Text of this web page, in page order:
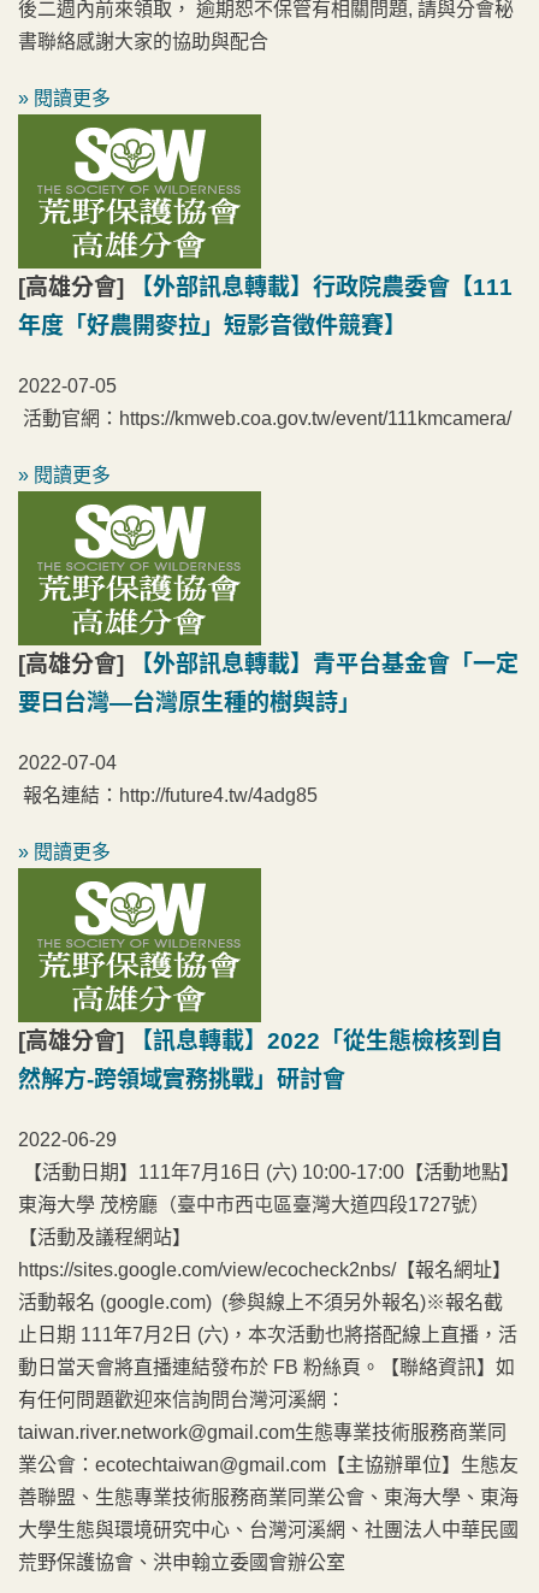
後二週內前來領取， 逾期恕不保管有相關問題, 請與分會秘
書聯絡感謝大家的協助與配合
» 閱讀更多
[高雄分會]
【外部訊息轉載】行政院農委會【111
年度「好農開麥拉」短影音徵件競賽】
2022-07-05
活動官網：https://kmweb.coa.gov.tw/event/111kmcamera/
» 閱讀更多
[高雄分會]
【外部訊息轉載】青平台基金會「一定
要曰台灣—台灣原生種的樹與詩」
2022-07-04
報名連結：http://future4.tw/4adg85
» 閱讀更多
[高雄分會]
【訊息轉載】2022「從生態檢核到自
然解方-跨領域實務挑戰」研討會
2022-06-29
【活動日期】111年7月16日 (六) 10:00-17:00【活動地點】
東海大學 茂榜廳（臺中市西屯區臺灣大道四段1727號）
【活動及議程網站】
https://sites.google.com/view/ecocheck2nbs/【報名網址】
活動報名 (google.com) (參與線上不須另外報名)※報名截
止日期 111年7月2日 (六)，本次活動也將搭配線上直播，活
動日當天會將直播連結發布於 FB 粉絲頁。【聯絡資訊】如
有任何問題歡迎來信詢問台灣河溪網：
taiwan.river.network@gmail.com生態專業技術服務商業同
業公會：ecotechtaiwan@gmail.com【主協辦單位】生態友
善聯盟、生態專業技術服務商業同業公會、東海大學、東海
大學生態與環境研究中心、台灣河溪網、社團法人中華民國
荒野保護協會、洪申翰立委國會辦公室